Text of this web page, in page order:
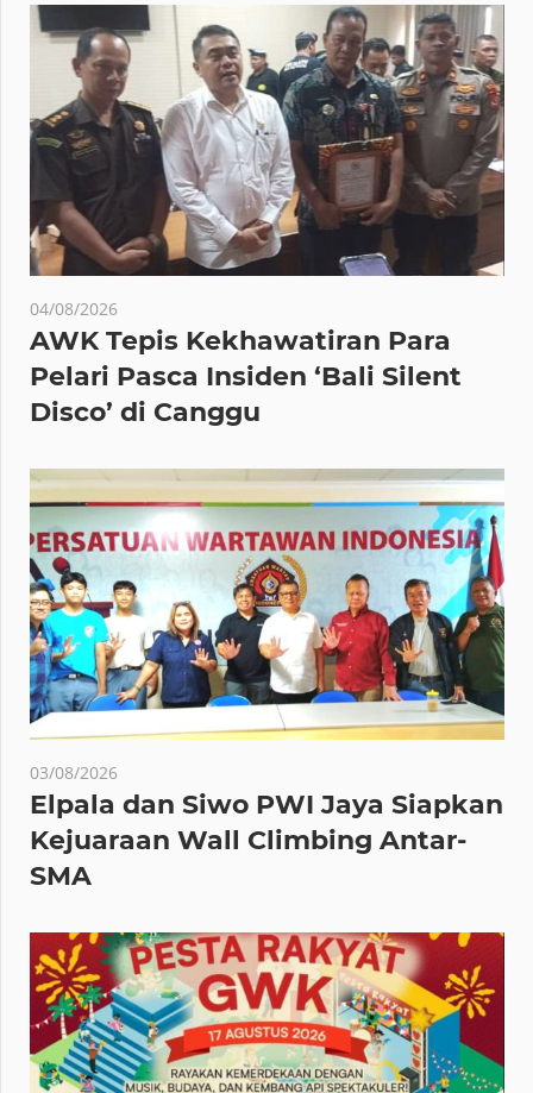
04/08/2026
AWK Tepis Kekhawatiran Para
Pelari Pasca Insiden ‘Bali Silent
Disco’ di Canggu
03/08/2026
Elpala dan Siwo PWI Jaya Siapkan
Kejuaraan Wall Climbing Antar-
SMA